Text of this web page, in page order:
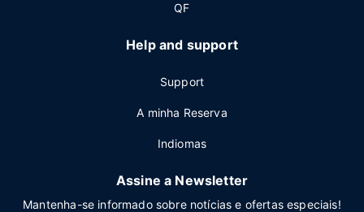
QF
Help and support
Support
A minha Reserva
Indiomas
Assine a Newsletter
Mantenha-se informado sobre notícias e ofertas especiais!